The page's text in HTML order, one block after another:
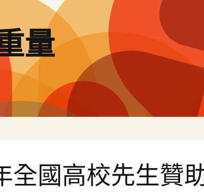
量
全國高校先生贊